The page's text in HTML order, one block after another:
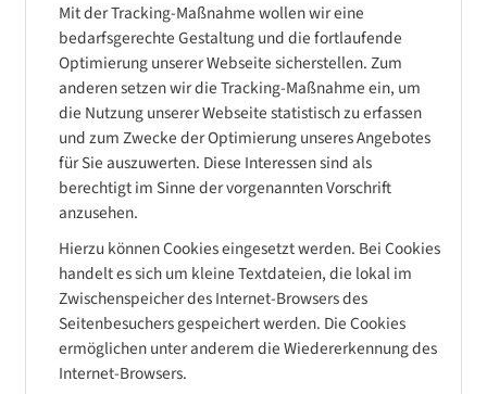
Mit der Tracking-Maßnahme wollen wir eine
bedarfsgerechte Gestaltung und die fortlaufende
Optimierung unserer Webseite sicherstellen. Zum
anderen setzen wir die Tracking-Maßnahme ein, um
die Nutzung unserer Webseite statistisch zu erfassen
und zum Zwecke der Optimierung unseres Angebotes
für Sie auszuwerten. Diese Interessen sind als
berechtigt im Sinne der vorgenannten Vorschrift
anzusehen.
Hierzu können Cookies eingesetzt werden. Bei Cookies
handelt es sich um kleine Textdateien, die lokal im
Zwischenspeicher des Internet-Browsers des
Seitenbesuchers gespeichert werden. Die Cookies
ermöglichen unter anderem die Wiedererkennung des
Internet-Browsers.